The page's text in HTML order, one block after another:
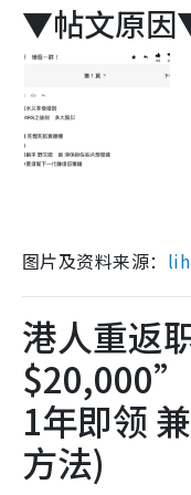
▼帖文原
图片及资料来源：
港人重返
$20,000”
1年即领
方法)